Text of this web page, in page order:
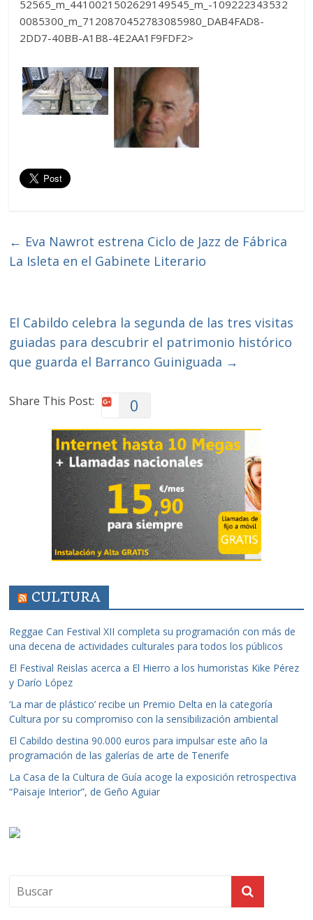
52565_m_4410021502629149545_m_-109222343532
0085300_m_7120870452783085980_DAB4FAD8-
2DD7-40BB-A1B8-4E2AA1F9FDF2>
← Eva Nawrot estrena Ciclo de Jazz de Fábrica
La Isleta en el Gabinete Literario
El Cabildo celebra la segunda de las tres visitas
guiadas para descubrir el patrimonio histórico
que guarda el Barranco Guiniguada →
Share This Post: 0
CULTURA
Reggae Can Festival XII completa su programación con más de
una decena de actividades culturales para todos los públicos
El Festival Reislas acerca a El Hierro a los humoristas Kike Pérez
y Darío López
‘La mar de plástico’ recibe un Premio Delta en la categoría
Cultura por su compromiso con la sensibilización ambiental
El Cabildo destina 90.000 euros para impulsar este año la
programación de las galerías de arte de Tenerife
La Casa de la Cultura de Guía acoge la exposición retrospectiva
“Paisaje Interior”, de Geño Aguiar